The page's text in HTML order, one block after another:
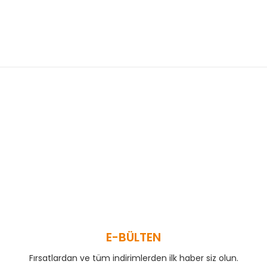
E-BÜLTEN
Fırsatlardan ve tüm indirimlerden ilk haber siz olun.